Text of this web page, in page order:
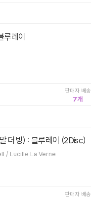
루레이
판매자 배송
7
더빙) : 블루레이 (2Disc)
David Hand / Adriana Caselotti / Harry Stockwell / Lucille La Verne
판매자 배송